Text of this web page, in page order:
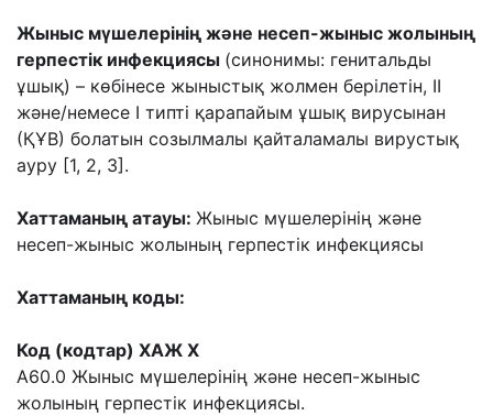
Жыныс мүшелерінің және несеп-жыныс жолының
герпестік инфекциясы (синонимы: генитальды
ұшық) – көбінесе жыныстық жолмен берілетін, II
және/немесе I типті қарапайым ұшық вирусынан
(ҚҰВ) болатын созылмалы қайталамалы вирустық
ауру [1, 2, 3].
Хаттаманың атауы: Жыныс мүшелерінің және
несеп-жыныс жолының герпестік инфекциясы
Хаттаманың коды:
Код (кодтар) ХАЖ Х
А60.0 Жыныс мүшелерінің және несеп-жыныс
жолының герпестік инфекциясы.